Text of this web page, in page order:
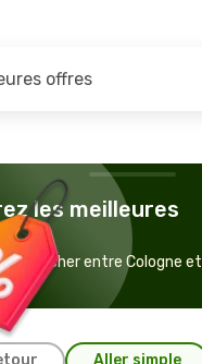
offres
les meilleures
pas cher entre Cologne et
Aller simple